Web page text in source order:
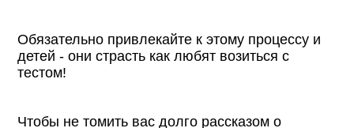
Обязательно привлекайте к этому процессу и
детей - они страсть как любят возиться с
тестом!
Чтобы не томить вас долго рассказом о